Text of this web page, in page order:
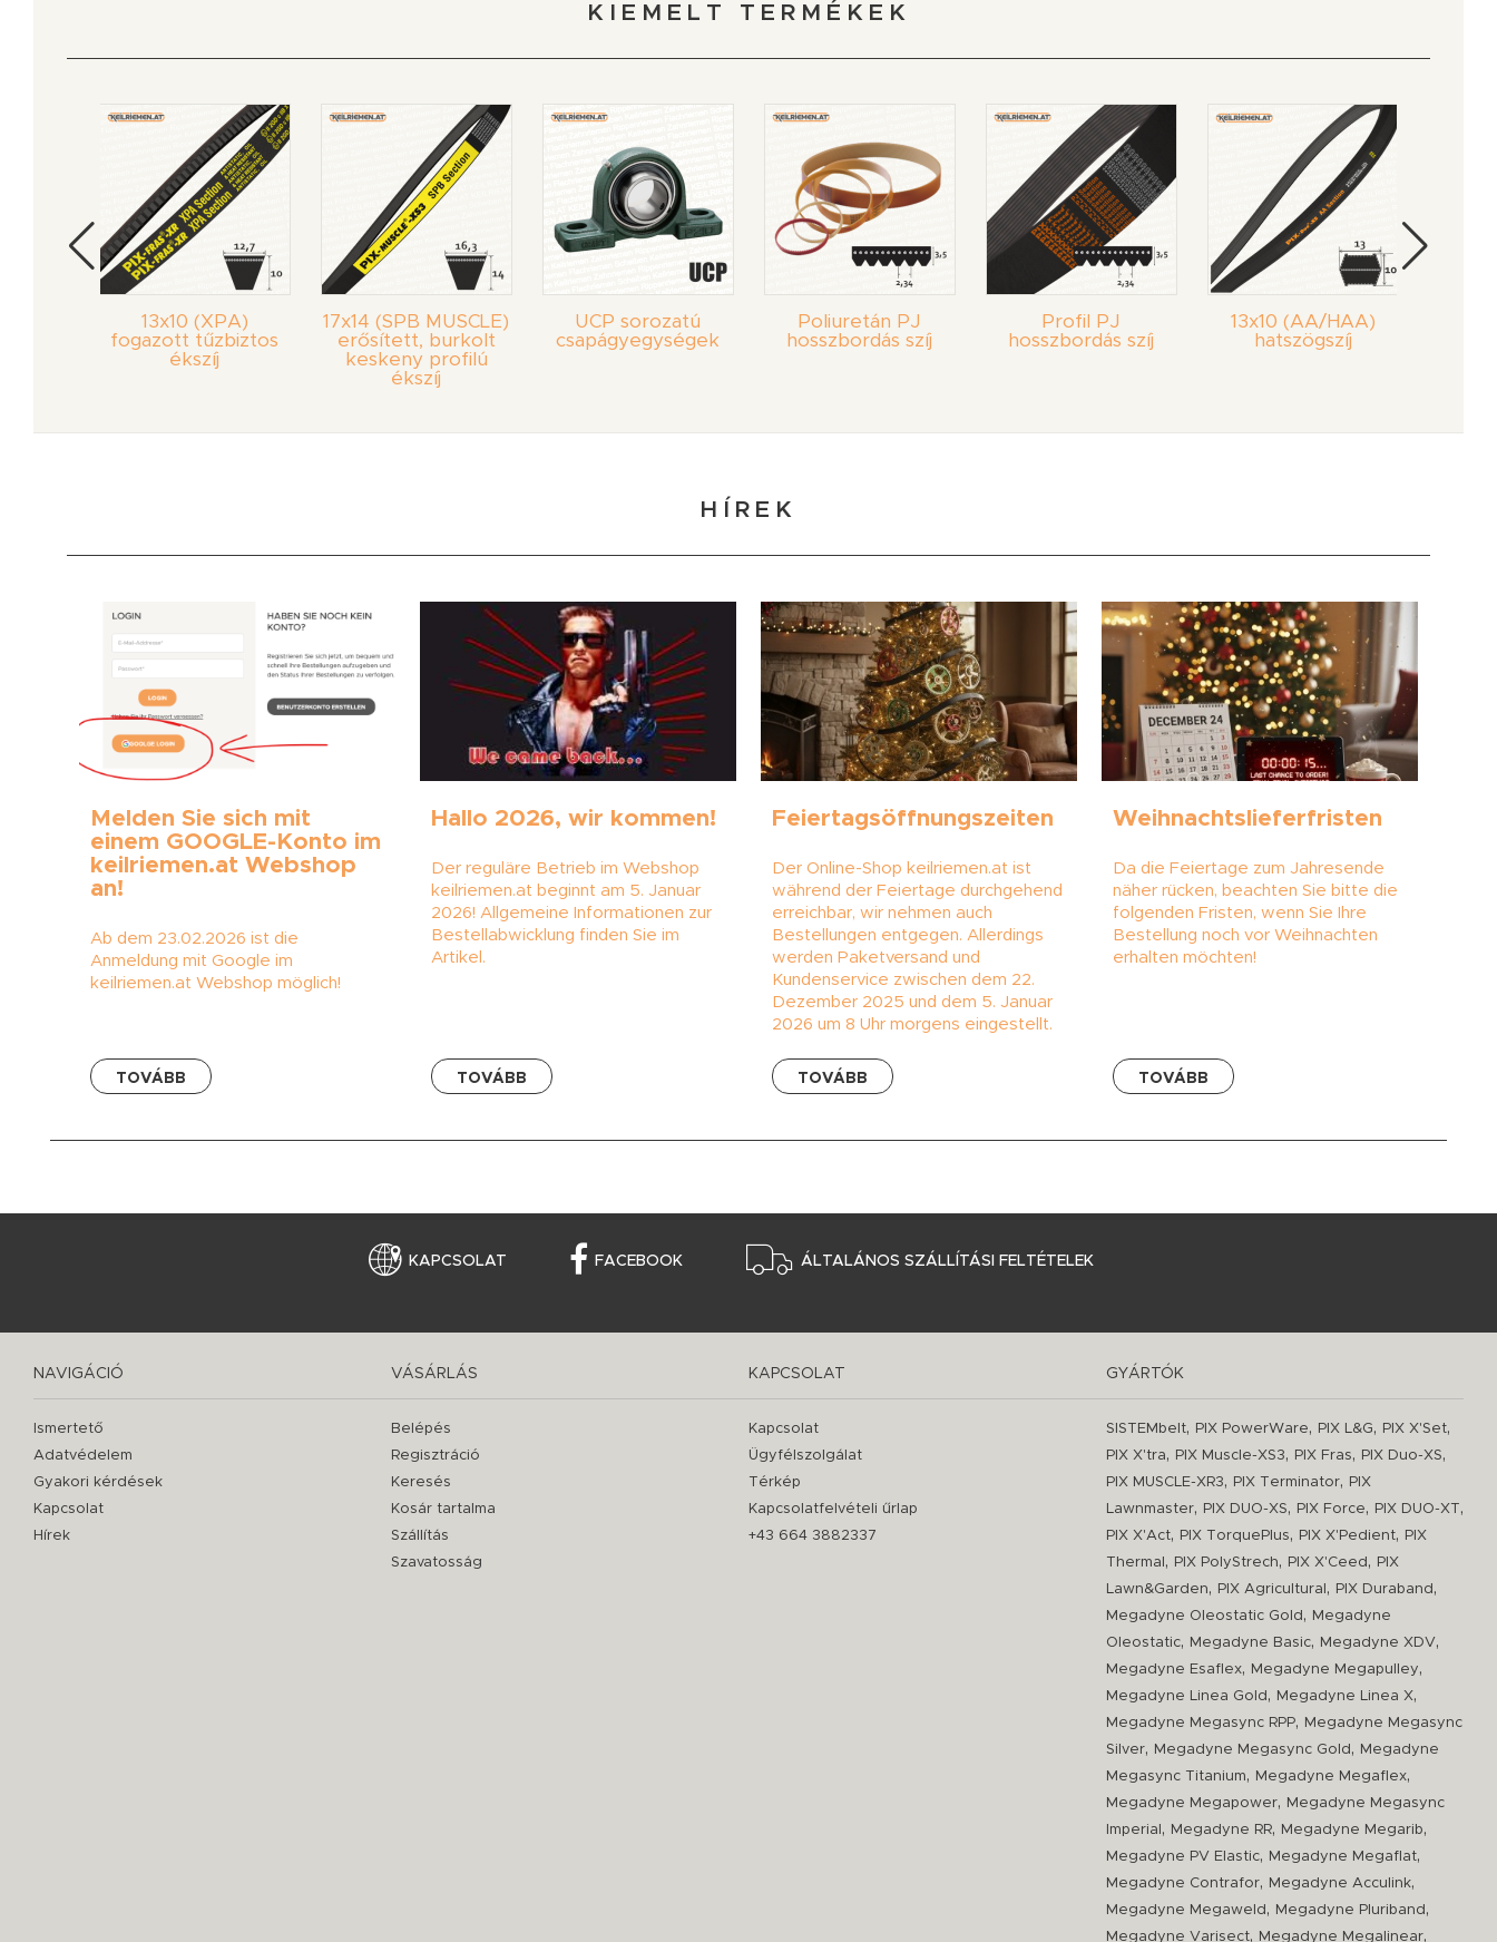
KIEMELT TERMÉKEK
13x10 (XPA)
fogazott tűzbiztos
ékszíj
17x14 (SPB MUSCLE)
erősített, burkolt
keskeny profilú
ékszíj
UCP sorozatú
csapágyegységek
Poliuretán PJ
hosszbordás szíj
Profil PJ
hosszbordás szíj
13x10 (AA/HAA)
hatszögszíj
HÍREK
Melden Sie sich mit
einem GOOGLE-Konto im
keilriemen.at Webshop
an!
Ab dem 23.02.2026 ist die
Anmeldung mit Google im
keilriemen.at Webshop möglich!
TOVÁBB
Hallo 2026, wir kommen!
Der reguläre Betrieb im Webshop
keilriemen.at beginnt am 5. Januar
2026! Allgemeine Informationen zur
Bestellabwicklung finden Sie im
Artikel.
TOVÁBB
Feiertagsöffnungszeiten
Der Online-Shop keilriemen.at ist
während der Feiertage durchgehend
erreichbar, wir nehmen auch
Bestellungen entgegen. Allerdings
werden Paketversand und
Kundenservice zwischen dem 22.
Dezember 2025 und dem 5. Januar
2026 um 8 Uhr morgens eingestellt.
TOVÁBB
Weihnachtslieferfristen
Da die Feiertage zum Jahresende
näher rücken, beachten Sie bitte die
folgenden Fristen, wenn Sie Ihre
Bestellung noch vor Weihnachten
erhalten möchten!
TOVÁBB
KAPCSOLAT FACEBOOK ÁLTALÁNOS SZÁLLÍTÁSI FELTÉTELEK
NAVIGÁCIÓ
Ismertető
Adatvédelem
Gyakori kérdések
Kapcsolat
Hírek
VÁSÁRLÁS
Belépés
Regisztráció
Keresés
Kosár tartalma
Szállítás
Szavatosság
KAPCSOLAT
Kapcsolat
Ügyfélszolgálat
Térkép
Kapcsolatfelvételi űrlap
+43 664 3882337
GYÁRTÓK
SISTEMbelt, PIX PowerWare, PIX L&G, PIX X'Set,
PIX X'tra, PIX Muscle-XS3, PIX Fras, PIX Duo-XS,
PIX MUSCLE-XR3, PIX Terminator,
PIX
Lawnmaster, PIX DUO-XS, PIX Force, PIX DUO-XT,
PIX X'Act, PIX TorquePlus, PIX X'Pedient,
PIX
Thermal , PIX PolyStrech, PIX X'Ceed ,
PIX
Lawn&Garden, PIX Agricultural , PIX Duraband ,
Megadyne Oleostatic Gold ,
Megadyne
Oleostatic, Megadyne Basic, Megadyne XDV,
Megadyne Esaflex, Megadyne Megapulley,
Megadyne Linea Gold , Megadyne Linea X,
Megadyne Megasync RPP,
Megadyne Megasync
Silver, Megadyne Megasync Gold ,
Megadyne
Megasync Titanium, Megadyne Megaflex,
Megadyne Megapower,
Megadyne Megasync
Imperial , Megadyne RR, Megadyne Megarib,
Megadyne PV Elastic, Megadyne Megaflat,
Megadyne Contrafor, Megadyne Acculink,
Megadyne Megaweld , Megadyne Pluriband ,
Megadyne Varisect, Megadyne Megalinear,